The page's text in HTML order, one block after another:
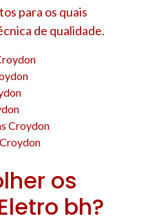
para os quais
de qualidade.
Croydon
os
bh?